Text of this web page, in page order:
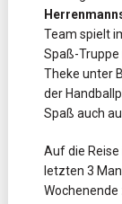
Team spielt
Spaß-
Theke unter
der
Spaß auch
Auf die
letzten 3